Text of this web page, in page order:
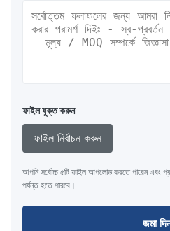
ফাইল যুক্ত করুন
ফাইল নির্বাচন করুন
আপনি সর্বোচ্চ ৫টি ফাইল আপলোড করতে পারেন এবং
পর্যন্ত হতে পারবে।
জমা